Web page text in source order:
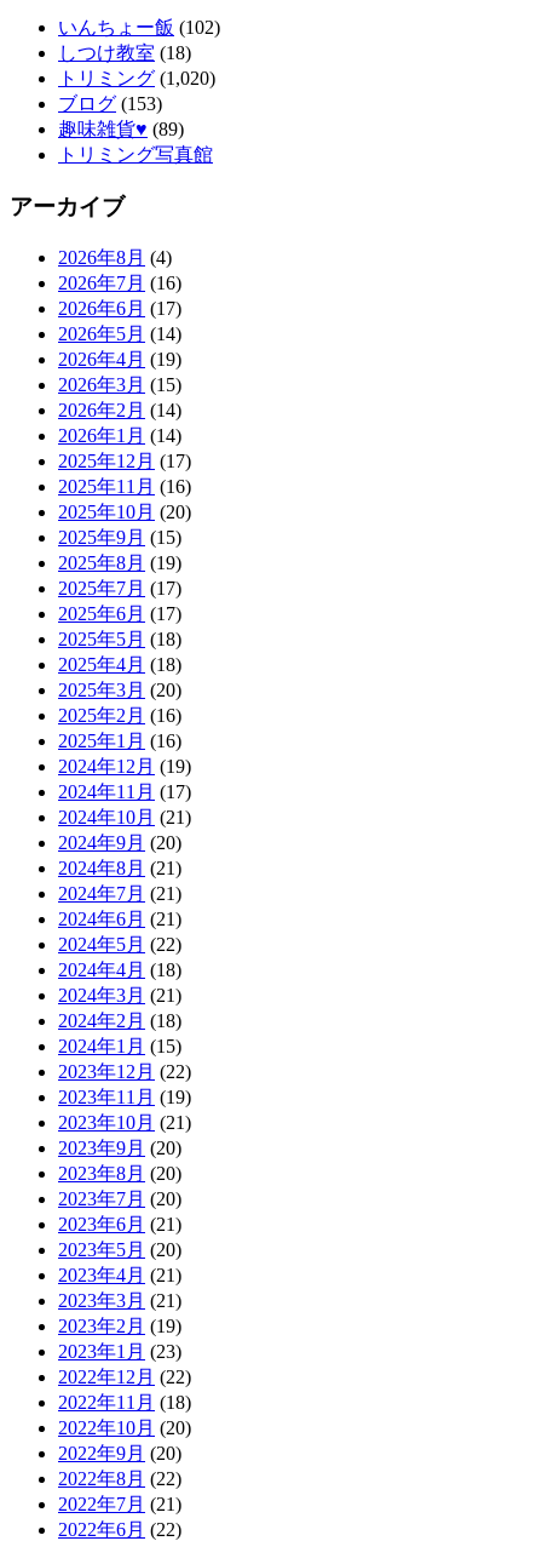
いんちょー飯 (102)
しつけ教室 (18)
トリミング (1,020)
ブログ (153)
趣味雑貨♥ (89)
トリミング写真館
アーカイブ
2026年8月 (4)
2026年7月 (16)
2026年6月 (17)
2026年5月 (14)
2026年4月 (19)
2026年3月 (15)
2026年2月 (14)
2026年1月 (14)
2025年12月 (17)
2025年11月 (16)
2025年10月 (20)
2025年9月 (15)
2025年8月 (19)
2025年7月 (17)
2025年6月 (17)
2025年5月 (18)
2025年4月 (18)
2025年3月 (20)
2025年2月 (16)
2025年1月 (16)
2024年12月 (19)
2024年11月 (17)
2024年10月 (21)
2024年9月 (20)
2024年8月 (21)
2024年7月 (21)
2024年6月 (21)
2024年5月 (22)
2024年4月 (18)
2024年3月 (21)
2024年2月 (18)
2024年1月 (15)
2023年12月 (22)
2023年11月 (19)
2023年10月 (21)
2023年9月 (20)
2023年8月 (20)
2023年7月 (20)
2023年6月 (21)
2023年5月 (20)
2023年4月 (21)
2023年3月 (21)
2023年2月 (19)
2023年1月 (23)
2022年12月 (22)
2022年11月 (18)
2022年10月 (20)
2022年9月 (20)
2022年8月 (22)
2022年7月 (21)
2022年6月 (22)